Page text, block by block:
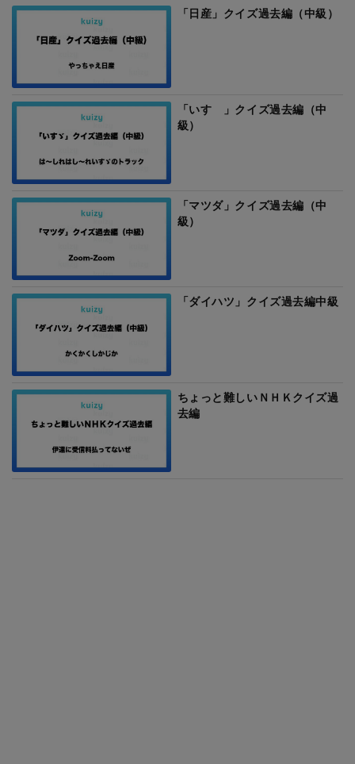
「日産」クイズ過去編（中級）
「いすゞ」クイズ過去編（中
級）
「マツダ」クイズ過去編（中
級）
「ダイハツ」クイズ過去編中級
ちょっと難しいＮＨＫクイズ過
去編